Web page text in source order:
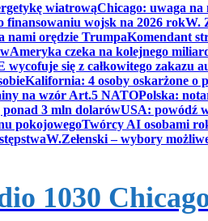
wiatrowąChicago: uwaga na
finansowaniu wojsk na 2026 rokW.
nami orędzie TrumpaKomendant
Ameryka czeka na kolejnego
wycofuje się z całkowitego zakazu
Kalifornia: 4 osoby oskarżone o
na wzór Art.5 NATOPolska:
3 mln dolarówUSA: powódź
pokojowegoTwórcy AI osobami
W.Zełenski – wybory
1030